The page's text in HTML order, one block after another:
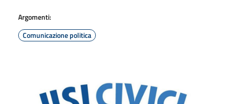
Argomenti:
Comunicazione politica